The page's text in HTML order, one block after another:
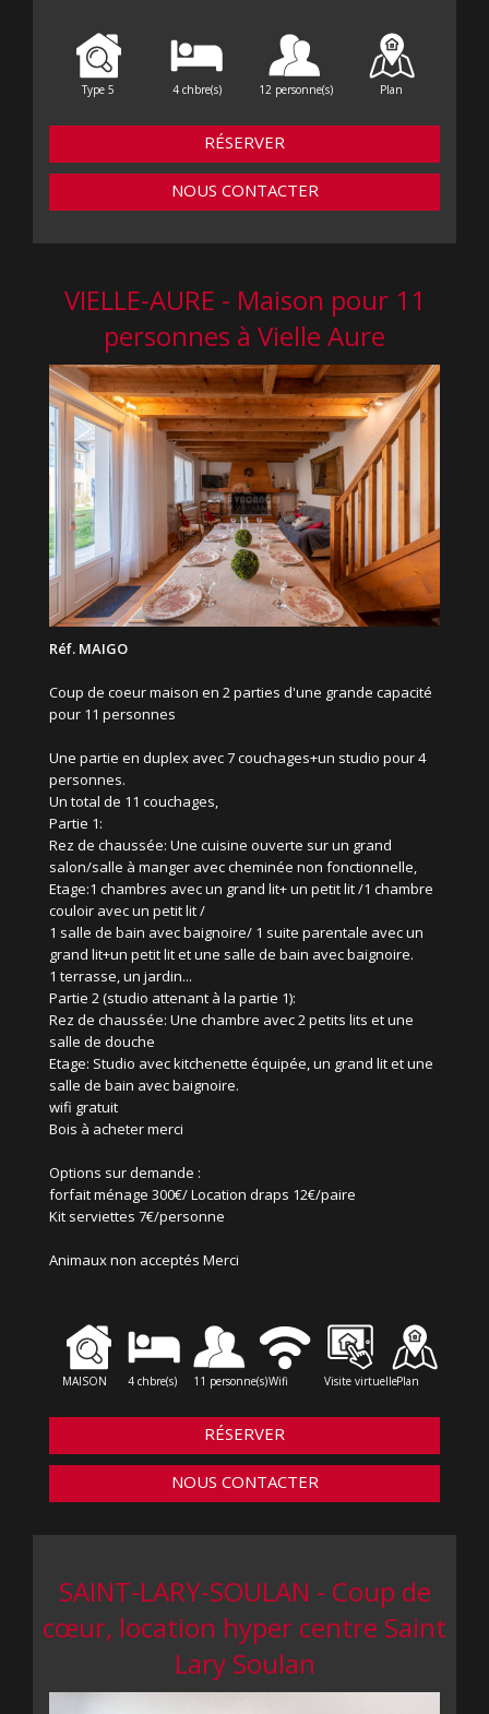
Type 5 4 chbre(s) 12 personne(s) Plan
RÉSERVER
NOUS CONTACTER
VIELLE-AURE - Maison pour 11
personnes à Vielle Aure
Réf. MAIGO
Coup de coeur maison en 2 parties d'une grande capacité
pour 11 personnes
Une partie en duplex avec 7 couchages+un studio pour 4
personnes.
Un total de 11 couchages,
Partie 1:
Rez de chaussée: Une cuisine ouverte sur un grand
salon/salle à manger avec cheminée non fonctionnelle,
Etage:1 chambres avec un grand lit+ un petit lit /1 chambre
couloir avec un petit lit /
1 salle de bain avec baignoire/ 1 suite parentale avec un
grand lit+un petit lit et une salle de bain avec baignoire.
1 terrasse, un jardin...
Partie 2 (studio attenant à la partie 1):
Rez de chaussée: Une chambre avec 2 petits lits et une
salle de douche
Etage: Studio avec kitchenette équipée, un grand lit et une
salle de bain avec baignoire.
wifi gratuit
Bois à acheter merci
Options sur demande :
forfait ménage 300€/ Location draps 12€/paire
Kit serviettes 7€/personne
Animaux non acceptés Merci
MAISON 4 chbre(s) 11 personne(s)Wifi Visite virtuellePlan
RÉSERVER
NOUS CONTACTER
SAINT-LARY-SOULAN - Coup de
cœur, location hyper centre Saint
Lary Soulan